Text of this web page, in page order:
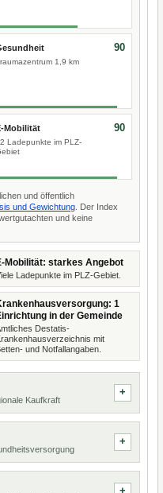
1,9 km
90
Mobilität
Ladepunkte im PLZ-
90
und öffentlich
und Gewichtung . Der Index
und keine
Mobilität: starkes Angebot
Ladepunkte im PLZ-Gebiet.
1
in der Gemeinde
Destatis-
mit
und Notfallangaben.
Kaufkraft